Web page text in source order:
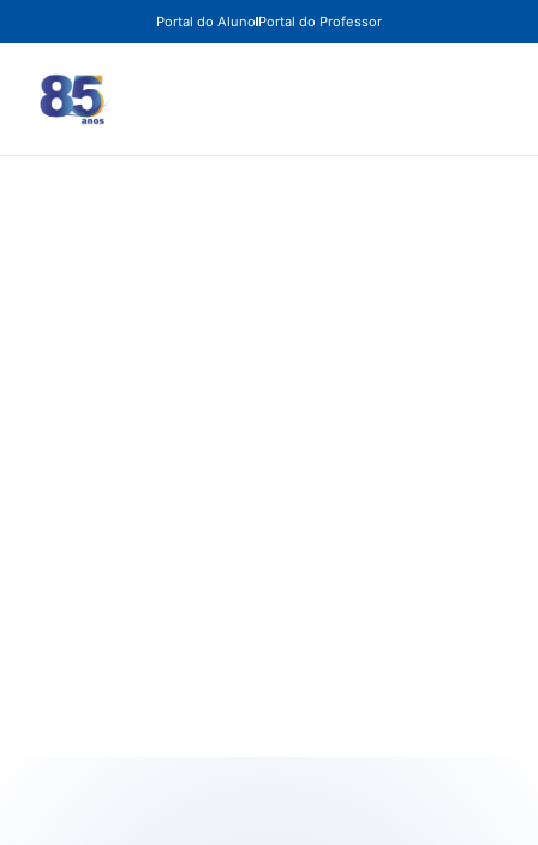
Portal do Aluno Portal do Professor